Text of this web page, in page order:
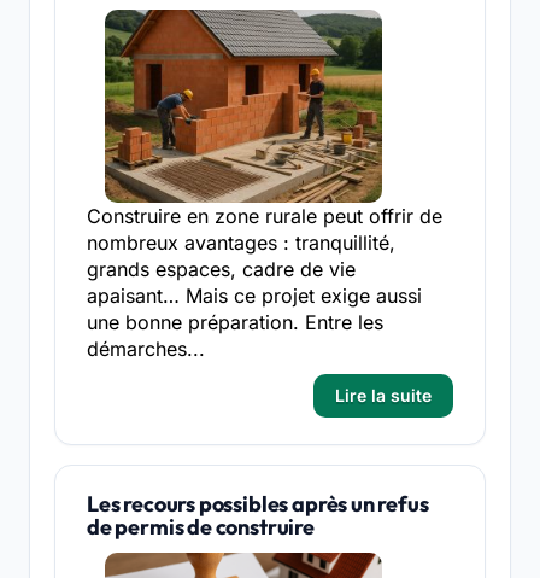
Construire en zone rurale peut offrir de
nombreux avantages : tranquillité,
grands espaces, cadre de vie
apaisant… Mais ce projet exige aussi
une bonne préparation. Entre les
démarches...
Lire la suite
Les recours possibles après un refus
de permis de construire